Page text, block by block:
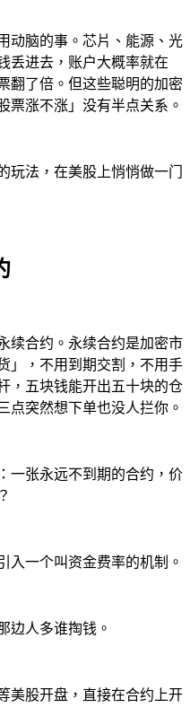
动脑的事。芯片、能源、光
丢进去，账户大概率就在
翻了倍。但这些聪明的加密
票涨不涨」没有半点关系。
玩法，在美股上悄悄做一门
续合约。永续合约是加密市
」，不用到期交割，不用手
，五块钱能开出五十块的仓
点突然想下单也没人拦你。
一张永远不到期的合约，价
入一个叫资金费率的机制。
边人多谁掏钱。
美股开盘，直接在合约上开